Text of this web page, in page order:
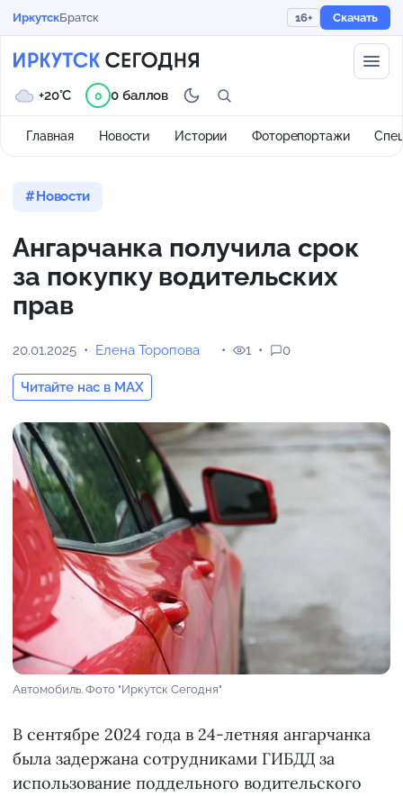
ИркутскБратск 16+ Скачать
Главная Новости Истории Фоторепортажи
+20°C 0 0 баллов
Новости
Ангарчанка получила срок
за покупку водительских
прав
20.01.2025 Елена Торопова
Читайте нас в MAX
1 0
Автомобиль. Фото "Иркутск Сегодня"
В сентябре 2024 года в 24-летняя ангарчанка
была задержана сотрудниками ГИБДД за
использование поддельного водительского